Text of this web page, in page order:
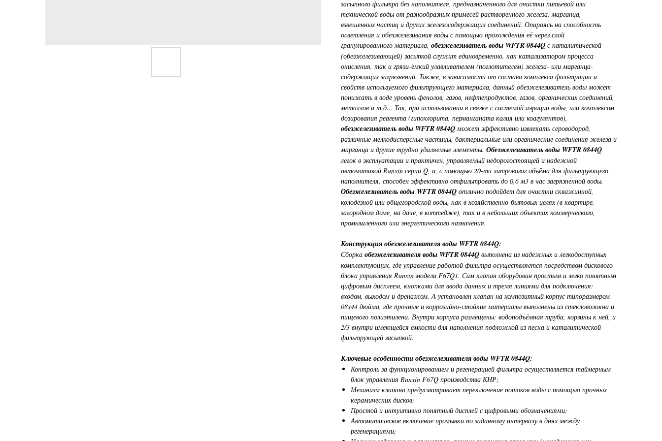
засыпного фильтра без наполнителя, предназначенного для очистки питьевой или
технической воды от разнообразных примесей растворенного железа, марганца,
взвешенных частиц и других железосодержащих соединений. Опираясь на способность
осветления и обезжелезивания воды с помощью прохождения её через слой
гранулированного материала, обезжелезиватель воды WFTR 0844Q с каталитической
(обезжелезивающей) засыпкой служит единовременно, как катализатором процесса
окисления, так и грязи-ёмкий улавливателем (поглотителем) железа- или марганца-
содержащих загрязнений. Также, в зависимости от состава комплекса фильтрации и
свойств используемого фильтрующего материала, данный обезжелезиватель воды может
понижать в воде уровень фенолов, газов, нефтепродуктов, газов, органических соединений,
металлов и т.д… Так, при использовании в связке с системой аэрации воды, или комплексом
дозирования реагента (гипохлорита, перманганата калия или коагулянтов),
обезжелезиватель воды WFTR 0844Qможет эффективно извлекать сероводород,
различные мелкодисперсные частицы, бактериальные или органические соединения железа и
марганца и другие трудно удаляемые элементы. Обезжелезиватель воды WFTR 0844Q
легок в эксплуатации и практичен, управляемый недорогостоящей и надежной
автоматикой Runxin серии Q, и, с помощью 20-ти литровогог объёма для фильтрующего
наполнителя, способен эффективно отфильтровать до 0,6 м3 в час загрязнённой воды.
Обезжелезиватель воды WFTR 0844Q отлично подойдет для очистки скважинной,
колодезной или общегородской воды, как в хозяйственно-бытовых целях (в квартире,
загородном доме, на даче, в коттедже), так и в небольших объектах коммерческого,
промышленного или энергетического назначения.
Конструкция обезжелезивателя воды WFTR 0844Q:
Сборка обезжелезивателя воды WFTR 0844Q выполнена из надежных и легкодоступных
комплектующих, где управление работой фильтра осуществляется посредством дискового
блока управления Runxin модели F67Q1. Сам клапан оборудован простым и легко понятным
цифровым дисплеем, кнопками для ввода данных и тремя линиями для подключения:
входом, выходом и дренажом. А установлен клапан на композитный корпус типоразмером
08х44 дюйма, где прочные и коррозийно-стойкие материалы выполнены из стекловолокна и
пищевого полиэтилена. Внутри корпуса размещены: водоподъёмная труба, корзины к ней, и
2/3 внутри имеющейся емкости для наполнения подложкой из песка и каталитической
фильтрующей засыпкой.
Ключевые особенности обезжелезивателя воды WFTR 0844Q:
Контроль за функционированием и регенерацией фильтра осуществляется таймерным
блок управления Runxin F67Q производства КНР;
Механизм клапана предусматривает переключение потоков воды с помощью прочных
керамических дисков;
Простой и интуитивно понятный дисплей с цифровыми обозначениями;
Автоматическое включение промывки по заданному интервалу в днях между
регенерациями;